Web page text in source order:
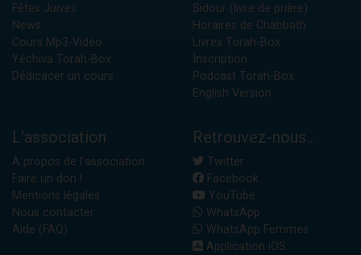
Fêtes Juives
News
Cours Mp3-Vidéo
Yéchiva Torah-Box
Dédicacer un cours
Sidour (livre de prière)
Horaires de Chabbath
Livres Torah-Box
Inscription
Podcast Torah-Box
English Version
L'association
A propos de l'association
Faire un don !
Mentions légales
Nous contacter
Aide (FAQ)
Retrouvez-nous...
Twitter
Facebook
YouTube
WhatsApp
WhatsApp Femmes
Application iOS